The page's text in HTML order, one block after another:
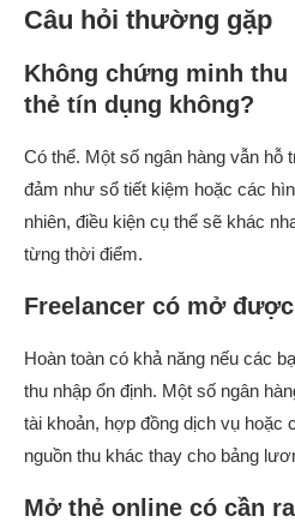
Câu hỏi thường gặp
Không chứng minh
thẻ tín dụng không?
Có thể. Một số ngân hàng vẫn hỗ
đảm như sổ tiết kiệm hoặc các
nhiên, điều kiện cụ thể sẽ khác
từng thời điểm.
Freelancer có mở
Hoàn toàn có khả năng nếu các
thu nhập ổn định. Một số ngân
tài khoản, hợp đồng dịch vụ hoặc
nguồn thu khác thay cho bảng
Mở thẻ online có cần